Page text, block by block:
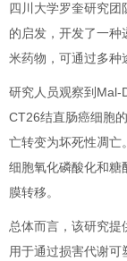
四川大学罗奎研究团
的启发，开发了一种
米药物，可通过多种
研究人员观察到Mal-
CT26结直肠癌细胞
亡转变为坏死性凋亡
细胞氧化磷酸化和糖
膜转移。
总体而言，该研究提
用于通过损害代谢可